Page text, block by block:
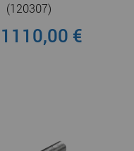
(120307)
1110,00 €